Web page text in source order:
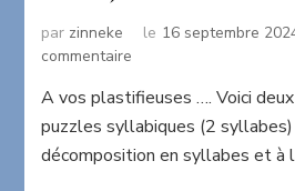
par zinneke le 16 septembre
commentaire
syllabiques
(2
syllabes)
A vos plastifieuses …. Voici
puzzles syllabiques (2 syllabes)
décomposition en syllabes et à